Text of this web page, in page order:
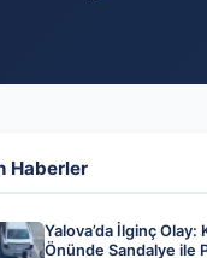
Haberler
Yalova’da İlginç Olay:
Önünde Sandalye ile